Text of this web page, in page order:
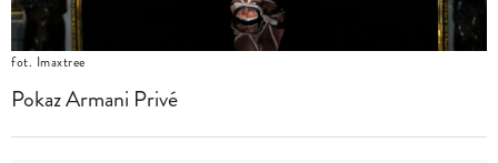
fot. Imaxtree
Pokaz Armani Privé